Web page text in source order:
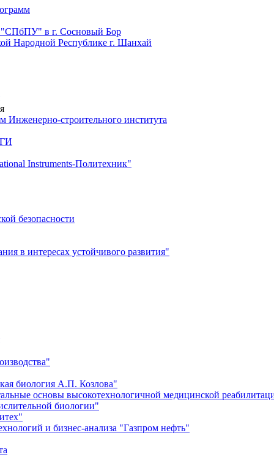
"СПбПУ" в г. Сосновый Бор
Народной Республике г. Шанхай
строительного института
Instruments-Политехник"
безопасности
в интересах устойчивого развития"
биология А.П. Козлова"
основы высокотехнологичной медицинской
биологии"
и бизнес-анализа "Газпром нефть"